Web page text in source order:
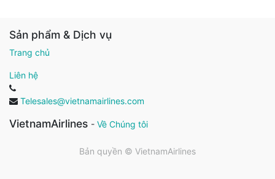
Sản phẩm & Dịch vụ
Trang chủ
Liên hệ
Telesales@vietnamairlines.com
VietnamAirlines - Về Chúng tôi
Bản quyền © VietnamAirlines